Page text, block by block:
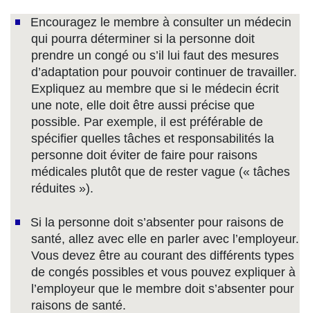
Encouragez le membre à consulter un médecin
qui pourra déterminer si la personne doit
prendre un congé ou s’il lui faut des mesures
d’adaptation pour pouvoir continuer de travailler.
Expliquez au membre que si le médecin écrit
une note, elle doit être aussi précise que
possible. Par exemple, il est préférable de
spécifier quelles tâches et responsabilités la
personne doit éviter de faire pour raisons
médicales plutôt que de rester vague (« tâches
réduites »).
Si la personne doit s’absenter pour raisons de
santé, allez avec elle en parler avec l’employeur.
Vous devez être au courant des différents types
de congés possibles et vous pouvez expliquer à
l’employeur que le membre doit s’absenter pour
raisons de santé.